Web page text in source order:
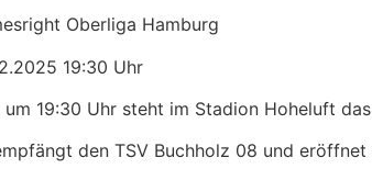
Oberliga Hamburg
19:30 Uhr
19:30 Uhr steht im Stadion Hoheluft
den TSV Buchholz 08 und